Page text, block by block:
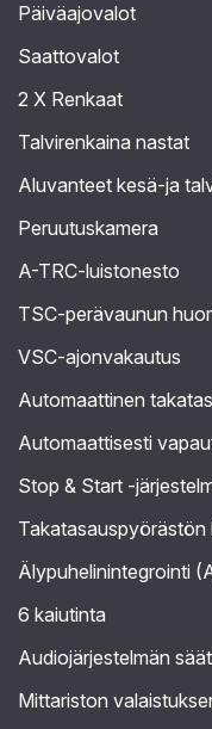
Päiväajovalot
Saattovalot
2 X Renkaat
Talvirenkaina nastat
Aluvanteet kesä-ja
Peruutuskamera
A-TRC-luistonesto
TSC-perävaunun
VSC-ajonvakautus
Automaattinen
Automaattisesti
Stop & Start -
Takatasauspyörästön
Älypuhelinintegrointi
6 kaiutinta
Audiojärjestelmän
Mittariston